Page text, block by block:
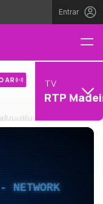
Entrar
AR TV
RTP